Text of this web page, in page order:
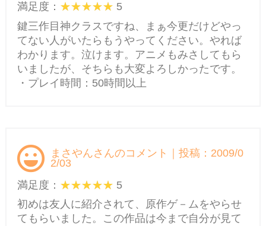
満足度：
5
鍵三作目神クラスですね、まぁ今更だけどやっ
てない人がいたらもうやってください。やれば
わかります。泣けます。アニメもみさしてもら
いましたが、そちらも大変よろしかったです。
・プレイ時間：50時間以上
まさやんさんのコメント｜投稿：2009/0
2/03
満足度：
5
初めは友人に紹介されて、原作ゲ－ムをやらせ
てもらいました。この作品は今まで自分が見て